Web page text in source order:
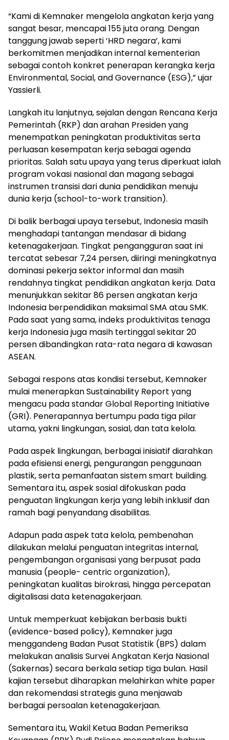
“Kami di Kemnaker mengelola angkatan kerja yang
sangat besar, mencapai 155 juta orang. Dengan
tanggung jawab seperti ‘HRD negara’, kami
berkomitmen menjadikan internal kementerian
sebagai contoh konkret penerapan kerangka kerja
Environmental, Social, and Governance (ESG),” ujar
Yassierli.
Langkah itu lanjutnya, sejalan dengan Rencana Kerja
Pemerintah (RKP) dan arahan Presiden yang
menempatkan peningkatan produktivitas serta
perluasan kesempatan kerja sebagai agenda
prioritas. Salah satu upaya yang terus diperkuat ialah
program vokasi nasional dan magang sebagai
instrumen transisi dari dunia pendidikan menuju
dunia kerja (school-to-work transition).
Di balik berbagai upaya tersebut, Indonesia masih
menghadapi tantangan mendasar di bidang
ketenagakerjaan. Tingkat pengangguran saat ini
tercatat sebesar 7,24 persen, diiringi meningkatnya
dominasi pekerja sektor informal dan masih
rendahnya tingkat pendidikan angkatan kerja. Data
menunjukkan sekitar 86 persen angkatan kerja
Indonesia berpendidikan maksimal SMA atau SMK.
Pada saat yang sama, indeks produktivitas tenaga
kerja Indonesia juga masih tertinggal sekitar 20
persen dibandingkan rata-rata negara di kawasan
ASEAN.
Sebagai respons atas kondisi tersebut, Kemnaker
mulai menerapkan Sustainability Report yang
mengacu pada standar Global Reporting Initiative
(GRI). Penerapannya bertumpu pada tiga pilar
utama, yakni lingkungan, sosial, dan tata kelola.
Pada aspek lingkungan, berbagai inisiatif diarahkan
pada efisiensi energi, pengurangan penggunaan
plastik, serta pemanfaatan sistem smart building.
Sementara itu, aspek sosial difokuskan pada
penguatan lingkungan kerja yang lebih inklusif dan
ramah bagi penyandang disabilitas.
Adapun pada aspek tata kelola, pembenahan
dilakukan melalui penguatan integritas internal,
pengembangan organisasi yang berpusat pada
manusia (people- centric organization),
peningkatan kualitas birokrasi, hingga percepatan
digitalisasi data ketenagakerjaan.
Untuk memperkuat kebijakan berbasis bukti
(evidence-based policy), Kemnaker juga
menggandeng Badan Pusat Statistik (BPS) dalam
melakukan analisis Survei Angkatan Kerja Nasional
(Sakernas) secara berkala setiap tiga bulan. Hasil
kajian tersebut diharapkan melahirkan white paper
dan rekomendasi strategis guna menjawab
berbagai persoalan ketenagakerjaan.
Sementara itu, Wakil Ketua Badan Pemeriksa